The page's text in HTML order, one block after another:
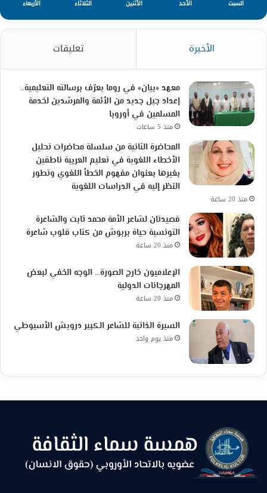
السبت الأحد الأثنين الثلاثاء الأربعاء
الأخيرة تعليقات
معهد «بيان» في روما يعرّف برسالته التعليمية..
إعداد جيل جديد من الأئمة والمرشدين لخدمة
المسلمين في أوروبا
منذ 5 ساعات
المحاضرة الثانية من سلسلة محاضرات تحليل
الأخطاء اللغوية في تعليم العربية ناطقين
بغيرها بعنوان مفهوم الخطأ اللغوي وتطور
النظر إليه في الدراسات اللغوية
منذ 20 ساعة
قصيدتان لشاعر الأمة محمد ثابت والشاعرة
التونسية حياة بربوش من كتاب قلوب شاعرة
منذ 20 ساعة
الإعلاميون خارج الصورة… الوجه الخفي لبعض
المهرجانات الدولية
منذ 20 ساعة
السيرة الذاتية للشاعر الكبير درويش الأسيوطي
منذ يوم واحد